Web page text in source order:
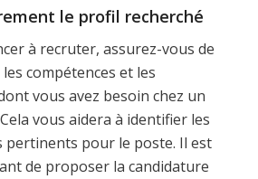
le profil recherché
à recruter, assurez-vous de
compétences et les
vous avez besoin chez un
vous aidera à identifier les
pertinents pour le poste. Il est
de proposer la candidature